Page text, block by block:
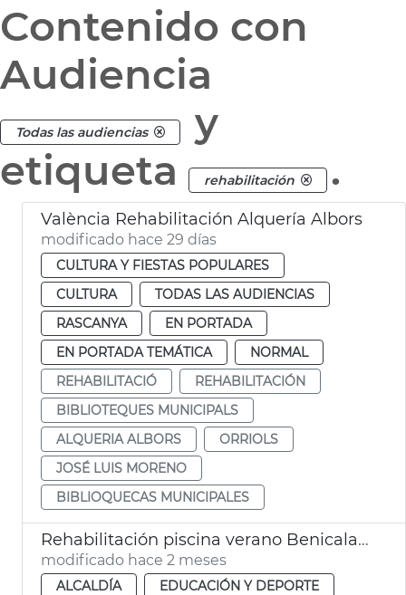
Contenido con
Audiencia
Todas las audiencias
y
etiqueta
rehabilitación .
València Rehabilitación Alquería Albors
modificado hace 29 días
CULTURA Y FIESTAS POPULARES
CULTURA
TODAS LAS AUDIENCIAS
RASCANYA
EN PORTADA
EN PORTADA TEMÁTICA
NORMAL
REHABILITACIÓ
REHABILITACIÓN
BIBLIOTEQUES MUNICIPALS
ALQUERIA ALBORS
ORRIOLS
JOSÉ LUIS MORENO
BIBLIOQUECAS MUNICIPALES
Rehabilitación piscina verano Benicalap València
modificado hace 2 meses
ALCALDÍA
EDUCACIÓN Y DEPORTE